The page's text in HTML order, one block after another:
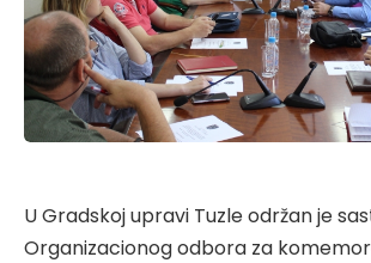
U Gradskoj upravi Tuzle održan je
Organizacionog odbora za